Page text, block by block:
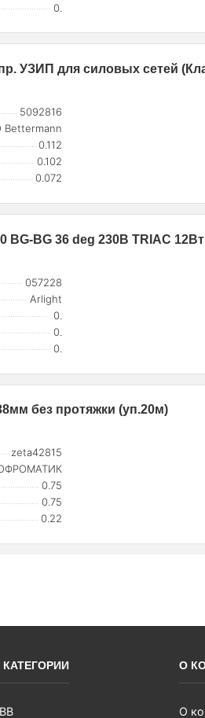
0.
УЗИП для силовых сетей
5092816
Bettermann
0.112
0.102
0.072
BG-BG 36 deg 230В TRIAC 12Вт
057228
Arlight
0.
0.
0.
без протяжки (уп.20м)
zeta42815
0.75
0.75
0.22
О
О